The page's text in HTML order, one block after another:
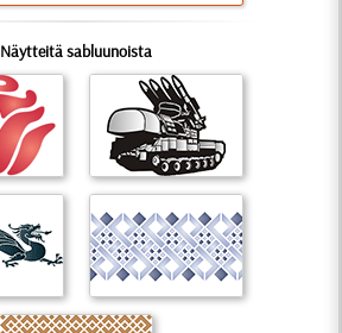
Näytteitä sabluunoista